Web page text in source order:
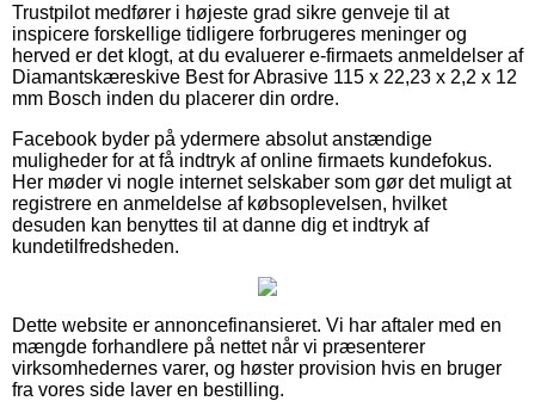
Trustpilot medfører i højeste grad sikre genveje til at
inspicere forskellige tidligere forbrugeres meninger og
herved er det klogt, at du evaluerer e-firmaets anmeldelser af
Diamantskæreskive Best for Abrasive 115 x 22,23 x 2,2 x 12
mm Bosch inden du placerer din ordre.
Facebook byder på ydermere absolut anstændige
muligheder for at få indtryk af online firmaets kundefokus.
Her møder vi nogle internet selskaber som gør det muligt at
registrere en anmeldelse af købsoplevelsen, hvilket
desuden kan benyttes til at danne dig et indtryk af
kundetilfredsheden.
Dette website er annoncefinansieret. Vi har aftaler med en
mængde forhandlere på nettet når vi præsenterer
virksomhedernes varer, og høster provision hvis en bruger
fra vores side laver en bestilling.